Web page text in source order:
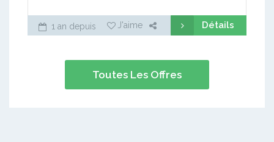
1 an depuis J'aime Détails
Toutes Les Offres